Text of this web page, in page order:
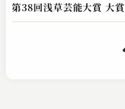
第38回浅草芸能大賞 大賞